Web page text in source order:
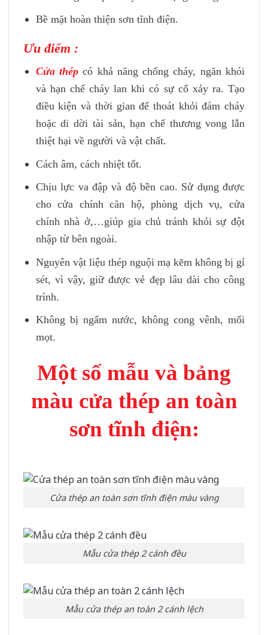
Bề mặt hoàn thiện sơn tĩnh điện.
Ưu điểm :
Cửa thép có khả năng chống cháy, ngăn khói
và hạn chế cháy lan khi có sự cố xảy ra. Tạo
điều kiện và thời gian để thoát khỏi đám cháy
hoặc di dời tài sản, hạn chế thương vong lẫn
thiệt hại về người và vật chất.
Cách âm, cách nhiệt tốt.
Chịu lực va đập và độ bền cao. Sử dụng được
cho cửa chính căn hộ, phòng dịch vụ, cửa
chính nhà ở,…giúp gia chủ tránh khỏi sự đột
nhập từ bên ngoài.
Nguyên vật liệu thép nguội mạ kẽm không bị gỉ
sét, vì vậy, giữ được vẻ đẹp lâu dài cho công
trình.
Không bị ngấm nước, không cong vênh, mối
mọt.
Một số mẫu và bảng
màu cửa thép an toàn
sơn tĩnh điện:
Cửa thép an toàn sơn tĩnh điện màu vàng
Mẫu cửa thép 2 cánh đều
Mẫu cửa thép an toàn 2 cánh lệch